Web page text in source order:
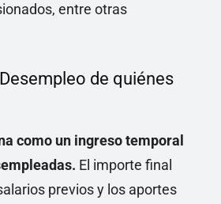
entre otras
de quiénes
como un ingreso temporal
El importe final
previos y los aportes